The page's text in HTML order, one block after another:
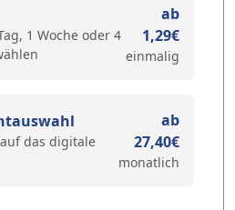
1 Woche oder 4
ab
1,29€
einmalig
das digitale
ab
27,40€
monatlich